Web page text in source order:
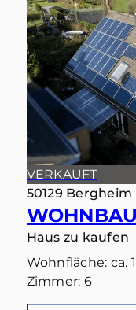
VERKAUFT
50129 Bergheim
Haus zu kaufen
Wohnfläche: ca.
Zimmer: 6